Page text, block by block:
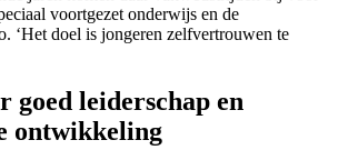
voortgezet onderwijs en de
‘Het doel is jongeren zelfvertrouwen te
goed leiderschap en
ontwikkeling